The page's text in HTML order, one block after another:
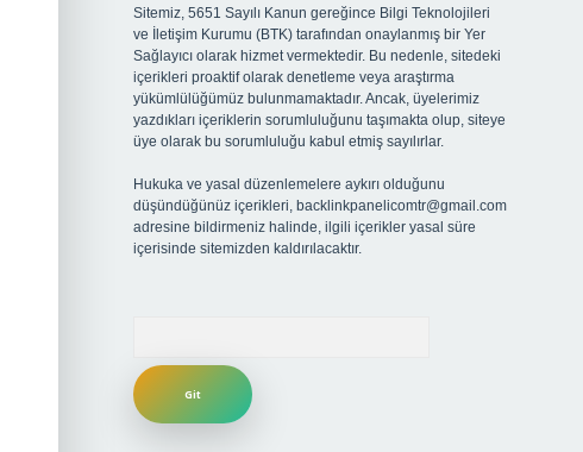
Sitemiz, 5651 Sayılı Kanun gereğince Bilgi Teknolojileri
ve İletişim Kurumu (BTK) tarafından onaylanmış bir Yer
Sağlayıcı olarak hizmet vermektedir. Bu nedenle, sitedeki
içerikleri proaktif olarak denetleme veya araştırma
yükümlülüğümüz bulunmamaktadır. Ancak, üyelerimiz
yazdıkları içeriklerin sorumluluğunu taşımakta olup, siteye
üye olarak bu sorumluluğu kabul etmiş sayılırlar.
Hukuka ve yasal düzenlemelere aykırı olduğunu
düşündüğünüz içerikleri, backlinkpanelicomtr@gmail.com
adresine bildirmeniz halinde, ilgili içerikler yasal süre
içerisinde sitemizden kaldırılacaktır.